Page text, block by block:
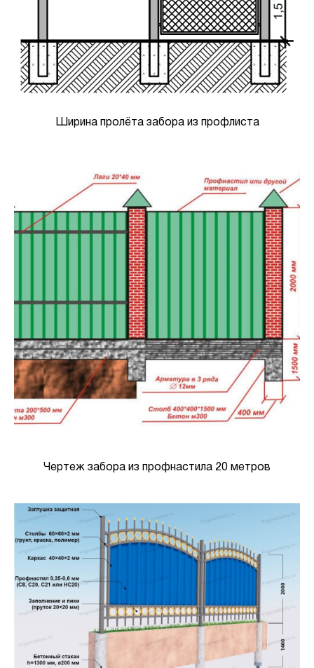
Ширина пролёта забора из профлиста
Чертеж забора из профнастила 20 метров